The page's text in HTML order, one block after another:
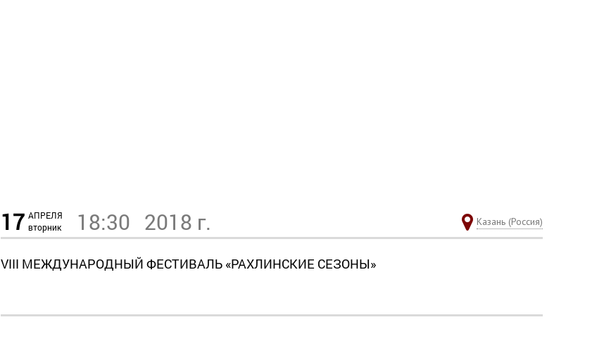
17 АПРЕЛЯ
вторник
18:30 2018 г. Казань (Россия)
VIII МЕЖДУНАРОДНЫЙ ФЕСТИВАЛЬ «РАХЛИНСКИЕ СЕЗОНЫ»